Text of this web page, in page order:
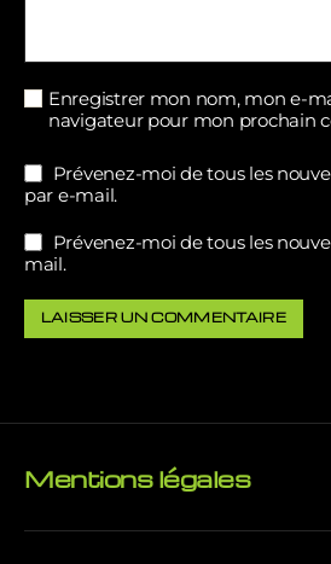
Enregistrer mon nom, mon e-
navigateur pour mon prochain
Prévenez-moi de tous les
par e-mail.
Prévenez-moi de tous les
mail.
Mentions légales